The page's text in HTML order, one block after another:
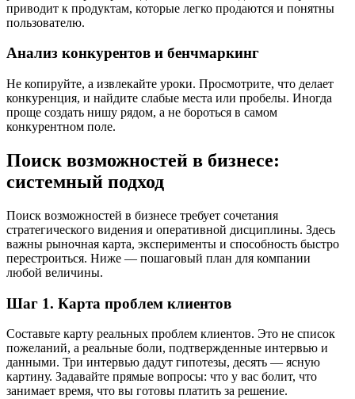
приводит к продуктам, которые легко продаются и понятны
пользователю.
Анализ конкурентов и бенчмаркинг
Не копируйте, а извлекайте уроки. Просмотрите, что делает
конкуренция, и найдите слабые места или пробелы. Иногда
проще создать нишу рядом, а не бороться в самом
конкурентном поле.
Поиск возможностей в бизнесе:
системный подход
Поиск возможностей в бизнесе требует сочетания
стратегического видения и оперативной дисциплины. Здесь
важны рыночная карта, эксперименты и способность быстро
перестроиться. Ниже — пошаговый план для компании
любой величины.
Шаг 1. Карта проблем клиентов
Составьте карту реальных проблем клиентов. Это не список
пожеланий, а реальные боли, подтвержденные интервью и
данными. Три интервью дадут гипотезы, десять — ясную
картину. Задавайте прямые вопросы: что у вас болит, что
занимает время, что вы готовы платить за решение.